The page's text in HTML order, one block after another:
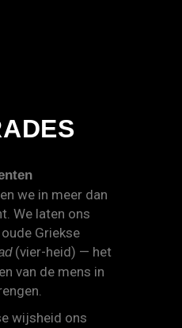
we in meer dan
We laten ons
Griekse
(vier-heid) — het
van de mens in
wijsheid ons